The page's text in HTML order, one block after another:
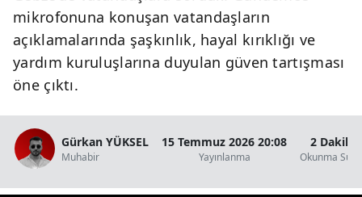
mikrofonuna konuşan vatandaşların
açıklamalarında şaşkınlık, hayal kırıklığı ve
yardım kuruluşlarına duyulan güven tartışması
öne çıktı.
Gürkan YÜKSEL
Muhabir
15 Temmuz 2026 20:08
Yayınlanma
2 Dakika
Okunma